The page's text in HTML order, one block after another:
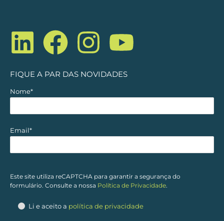
L
i
n
k
e
d
i
n
F
a
c
e
o
o
k
I
n
s
t
g
r
a
Y
o
u
t
b
e
FIQUE A PAR DAS NOVIDADES
Nome*
Email*
Este site utiliza reCAPTCHA para garantir a segurança do
formulário. Consulte a nossa Política de Privacidade.
Li e aceito a política de privacidade